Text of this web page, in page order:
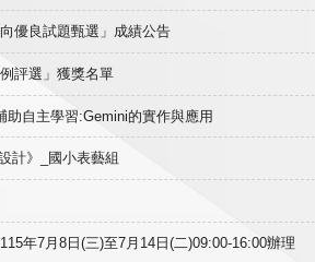
優良試題甄選」成績公告
評選」獲獎名單
自主學習:Gemini的實作與應用
計》_國小表藝組
年7月8日(三)至7月14日(二)09:00-16:00辦理